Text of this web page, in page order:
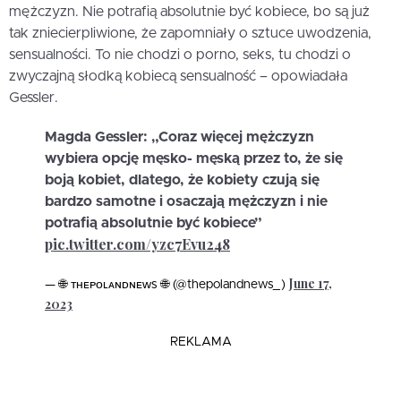
mężczyzn. Nie potrafią absolutnie być kobiece, bo są już
tak zniecierpliwione, że zapomniały o sztuce uwodzenia,
sensualności. To nie chodzi o porno, seks, tu chodzi o
zwyczajną słodką kobiecą sensualność – opowiadała
Gessler.
Magda Gessler: „Coraz więcej mężczyzn
wybiera opcję męsko- męską przez to, że się
boją kobiet, dlatego, że kobiety czują się
bardzo samotne i osaczają mężczyzn i nie
potrafią absolutnie być kobiece”
pic.twitter.com/yzc7Evu248
— 🌐 ᴛʜᴇᴘᴏʟᴀɴᴅɴᴇᴡs 🌐 (@thepolandnews_) June 17,
2023
REKLAMA